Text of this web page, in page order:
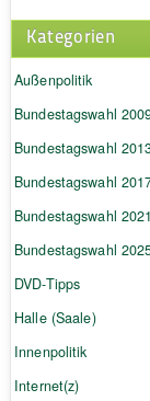
Kategorien
Außenpolitik
Bundestagswahl
Bundestagswahl
Bundestagswahl
Bundestagswahl 2021
Bundestagswahl
DVD-Tipps
Halle (Saale)
Innenpolitik
Internet(z)